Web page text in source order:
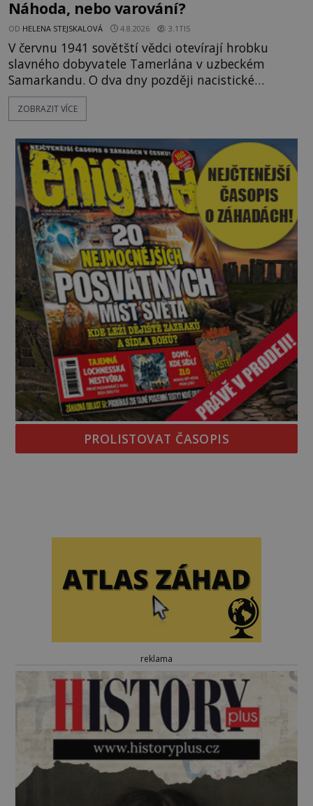
Náhoda, nebo varování?
OD HELENA STEJSKALOVÁ 4.8.2026 3.1TIS
V červnu 1941 sovětští vědci otevírají hrobku
slavného dobyvatele Tamerlána v uzbeckém
Samarkandu. O dva dny později nacistické
Německo zahajuje operaci Barbarossa a napadá
Sovětský svaz. Shoda dat je natolik zarážející, že se
na legendě něco pravdy, nebo jde jen o fascinující
souhru okolností? Když antropolog Michail
Gerasimov (1907-1970) a
ZOBRAZIT VÍCE
PROLISTOVAT ČASOPIS
reklama